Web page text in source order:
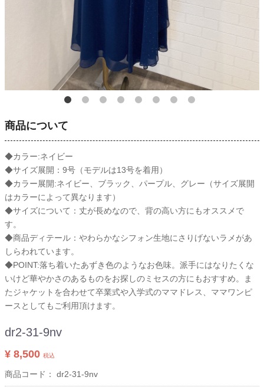
商品について
◆カラー:ネイビー
◆サイズ展開：9号（モデルは13号を着用）
◆カラー展開:ネイビー、ブラック、パープル、グレー（サイズ展開
はカラーによって異なります）
◆サイズについて：丈が長めなので、背の高い方にもオススメで
す。
◆商品ディテール：やわらかなシフォン生地にさりげないラメがあ
しらわれています。
◆POINT:落ち着いたあずき色のようなお色味。派手にはなりたくな
いけど華やかさのあるものをお探しのミセスの方にもおすすめ。ま
たジャケットを合わせて卒業式や入学式のママドレス、ママワンピ
ースとしてもご利用頂けます。
dr2-31-9nv
¥ 8,500 税込
商品コード： dr2-31-9nv